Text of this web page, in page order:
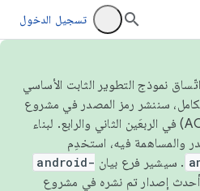
تسجيل الدخول
2026، ولضمان اتّساق نموذج التطوير الثابت الأساسي
سننشر رمز المصدر في مشروع
Android مفتوح المصدر (AOSP) في الربعَين الثاني والرابع. لبناء
. سيشير فرع بيان android-
أحدث إصدار تم نشره في مشروع